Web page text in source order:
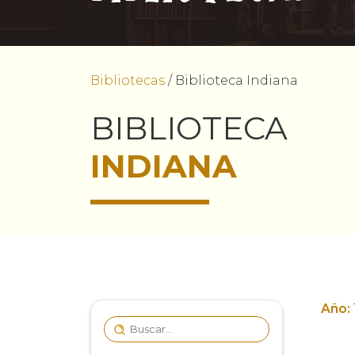
Bibliotecas / Biblioteca Indiana
BIBLIOTECA
INDIANA
Año: